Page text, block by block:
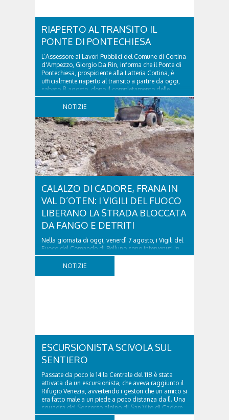
RIAPERTO AL TRANSITO IL
PONTE DI PONTECHIESA
L’Assessore ai Lavori Pubblici del Comune di Cortina
d'Ampezzo, Giorgio Da Rin, informa che il Ponte di
Pontechiesa, prospiciente alla Latteria Cortina, è
ufficialmente riaperto al transito a partire da oggi,
sabato 8 agosto, dopo il completamento delle
verifiche e il positivo collaudo...
NOTIZIE
CALALZO DI CADORE, FRANA IN
VAL D’OTEN: I VIGILI DEL FUOCO
LIBERANO LA STRADA BLOCCATA
DA FANGO E DETRITI
Nella giornata di oggi, venerdì 7 agosto, i Vigili del
Fuoco del Comando di Belluno sono intervenuti in
località Diassa, in Val d’Oten, nel comune di Calalzo
di Cadore, per liberare una strada rimasta bloccata
NOTIZIE
ESCURSIONISTA SCIVOLA SUL
SENTIERO
Passate da poco le 14 la Centrale del 118 è stata
attivata da un escursionista, che aveva raggiunto il
Rifugio Venezia, avvertendo i gestori che un amico si
era fatto male a un piede a poco distanza da lì. Una
squadra del Soccorso alpino di San Vito di Cadore
ha quindi raggiunto l'infortunato...